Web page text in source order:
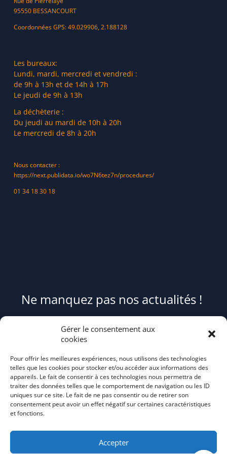
Gérer le consentement aux
cookies
Pour offrir les meilleures expériences, nous utilisons des technologies
telles que les cookies pour stocker et/ou accéder aux informations des
appareils. Le fait de consentir à ces technologies nous permettra de
traiter des données telles que le comportement de navigation ou les ID
uniques sur ce site. Le fait de ne pas consentir ou de retirer son
consentement peut avoir un effet négatif sur certaines caractéristiques
et fonctions.
Accepter
95550 BESSANCOURT
Coordonnées GPS: 49.029906, 2.188128
Les bureaux:
Lundi, mardi, mercredi et vendredi :
de 9h à 13h et de 14h à 17h
Le jeudi de 9h à 13h
La déchèterie :
Du jeudi au mardi de 10h à 20h
Le mercredi de 8h à 20h
Nous contacter :
https://next.publidata.io/wo7N6tez7n/procedures/
01 34 18 30 18
Ne manquez pas nos actualités !
conseils et astuces pour mieux trier et réduire vos déchets,
vous au flash info bi-mensuel Tri Action!